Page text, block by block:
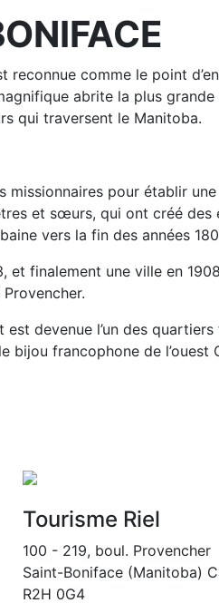
comme le point
abrite la plus
qui traversent le Manitoba.
missionnaires pour établir
et sœurs, qui ont créé
vers la fin des années
finalement une ville en
devenue l’un des
bijou francophone de l’ouest
Tourisme Riel
100 - 219, boul. Provencher
Saint-Boniface (Manitoba)
R2H 0G4